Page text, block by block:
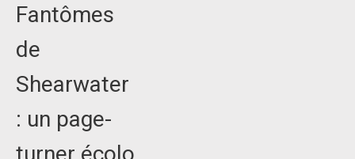
Fantômes
de
Shearwater
: un page-
turner écolo